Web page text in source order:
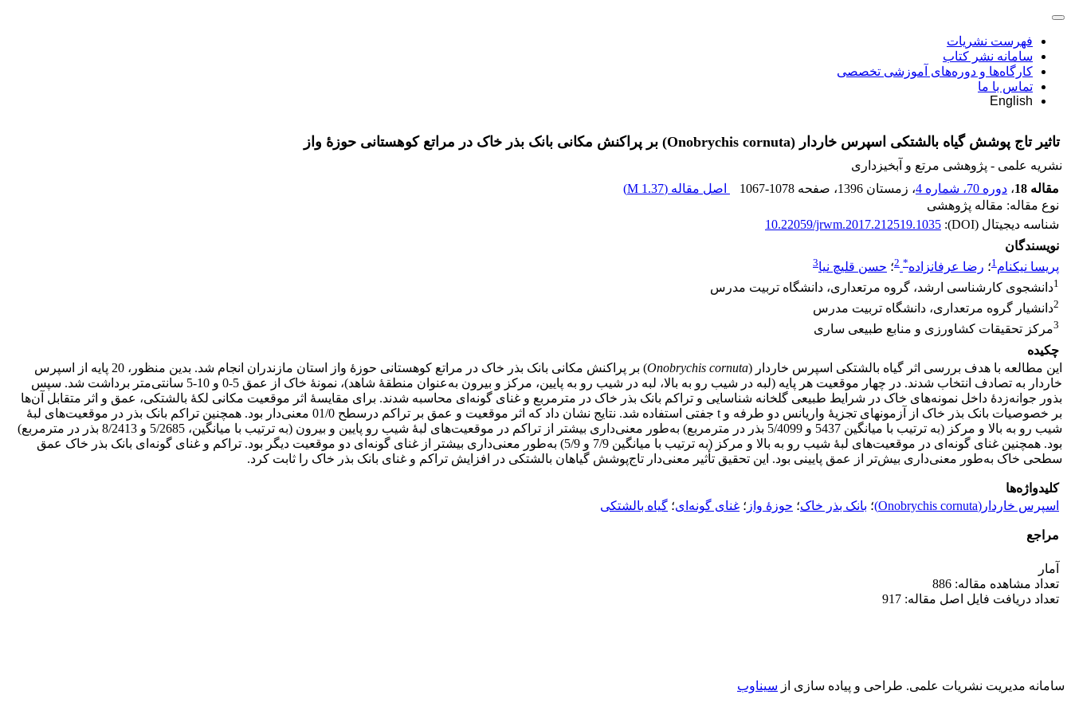
فهرست نشریات
سامانه نشر کتاب
کارگاه‌ها و دوره‌های آموزشی تخصصی
تماس با ما
English
تاثیر تاج پوشش گیاه بالشتکی اسپرس خاردار (Onobrychis cornuta) بر پراکنش مکانی بانک بذر خاک در مراتع کوهستانی حوزۀ واز
نشریه علمی - پژوهشی مرتع و آبخیزداری
مقاله 18
، دوره 70، شماره 4 ، زمستان 1396 ، صفحه 1067-1078 اصل مقاله (1.37 M
)
نوع مقاله: مقاله پژوهشی
شناسه دیجیتال (DOI):
10.22059/jrwm.2017.212519.1035
نویسندگان
پریسا نیکنام1؛ رضا عرفانزاده*
2؛ حسن قلیچ نیا3
1دانشجوی کارشناسی ارشد، گروه مرتعداری، دانشگاه تربیت مدرس
2دانشیار گروه مرتعداری، دانشگاه تربیت مدرس
3مرکز تحقیقات کشاورزی و منابع طبیعی ساری
چکیده
این مطالعه با هدف بررسی اثر گیاه بالشتکی اسپرس خاردار (Onobrychis cornuta
) بر پراکنش مکانی بانک بذر خاک در مراتع کوهستانی حوزۀ واز استان مازندران انجام شد. بدین ‌منظور، 20 پایه از اسپرس
خاردار به تصادف انتخاب شدند. در چهار موقعیت هر پایه (لبه در شیب رو به بالا، لبه در شیب رو به پایین، مرکز و بیرون به‌عنوان منطقۀ شاهد)، نمونۀ خاک از عمق 5-0 و 10-5 سانتی‌متر برداشت شد. سپس
بذور جوانه‌زدۀ داخل نمونه‌های خاک در شرایط طبیعی گلخانه شناسایی و تراکم بانک بذر خاک در مترمربع و غنای گونه‌ای محاسبه شدند. برای مقایسۀ اثر موقعیت مکانی لکۀ بالشتکی، عمق و اثر متقابل آن‌ها
بر خصوصیات بانک بذر خاک از آزمون­های تجزیۀ واریانس دو طرفه و t جفتی استفاده شد. نتایج نشان داد که اثر موقعیت و عمق بر تراکم درسطح 01/0 معنی‌دار بود. همچنین تراکم بانک بذر در موقعیت‌های لبۀ
شیب رو به بالا و مرکز (به ترتیب با میانگین 5437 و 5/4099 بذر در مترمربع) به‌طور معنی‌داری بیشتر از تراکم در موقعیت‌های لبۀ شیب رو پایین و بیرون (به ترتیب با میانگین، 5/2685 و 8/2413 بذر در مترمربع)
بود. همچنین غنای گونه‌ای در موقعیت‌های لبۀ شیب رو به بالا و مرکز (به ترتیب با میانگین 7/9 و 5/9) به‌طور معنی‌داری بیشتر از غنای گونه‌ای دو موقعیت‌ دیگر بود. تراکم و غنای گونه‌ای بانک بذر خاک عمق
سطحی خاک به‌طور معنی‌داری بیش‌تر از عمق پایینی بود. این تحقیق تأثیر معنی‌دار تاج‌پوشش گیاهان بالشتکی در افزایش تراکم و غنای بانک بذر خاک را ثابت کرد.
کلیدواژه‌ها
اسپرس خاردار(Onobrychis cornuta)
؛ بانک بذر خاک؛ حوزۀ واز ؛ غنای گونه‌ای؛ گیاه بالشتکی
مراجع
آمار
تعداد مشاهده مقاله: 886
تعداد دریافت فایل اصل مقاله: 917
سامانه مدیریت نشریات علمی. طراحی و پیاده سازی از سیناوب